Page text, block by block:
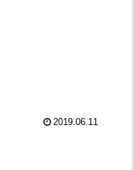
2019.06.11